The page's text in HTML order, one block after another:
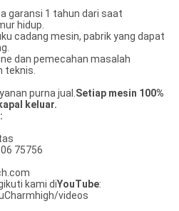
garansi 1 tahun dari saat
hidup.
cadang mesin, pabrik yang dapat
dan pemecahan masalah
teknis.
purna jual.Setiap mesin 100%
keluar.
75756
kami diYouTube:
videos